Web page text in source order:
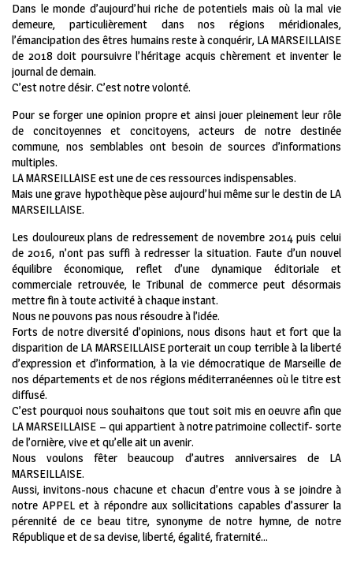
Dans le monde d’aujourd’hui riche de potentiels mais où la mal vie
demeure, particulièrement dans nos régions méridionales,
l’émancipation des êtres humains reste à conquérir, LA MARSEILLAISE
de 2018 doit poursuivre l’héritage acquis chèrement et inventer le
journal de demain.
C’est notre désir. C’est notre volonté.
Pour se forger une opinion propre et ainsi jouer pleinement leur rôle
de concitoyennes et concitoyens, acteurs de notre destinée
commune, nos semblables ont besoin de sources d’informations
multiples.
LA MARSEILLAISE est une de ces ressources indispensables.
Mais une grave hypothèque pèse aujourd’hui même sur le destin de LA
MARSEILLAISE.
Les douloureux plans de redressement de novembre 2014 puis celui
de 2016, n’ont pas suffi à redresser la situation. Faute d’un nouvel
équilibre économique, reflet d’une dynamique éditoriale et
commerciale retrouvée, le Tribunal de commerce peut désormais
mettre fin à toute activité à chaque instant.
Nous ne pouvons pas nous résoudre à l’idée.
Forts de notre diversité d’opinions, nous disons haut et fort que la
disparition de LA MARSEILLAISE porterait un coup terrible à la liberté
d’expression et d’information, à la vie démocratique de Marseille de
nos départements et de nos régions méditerranéennes où le titre est
diffusé.
C’est pourquoi nous souhaitons que tout soit mis en oeuvre afin que
LA MARSEILLAISE – qui appartient à notre patrimoine collectif- sorte
de l’ornière, vive et qu’elle ait un avenir.
Nous voulons fêter beaucoup d’autres anniversaires de LA
MARSEILLAISE.
Aussi, invitons-nous chacune et chacun d’entre vous à se joindre à
notre APPEL et à répondre aux sollicitations capables d’assurer la
pérennité de ce beau titre, synonyme de notre hymne, de notre
République et de sa devise, liberté, égalité, fraternité…